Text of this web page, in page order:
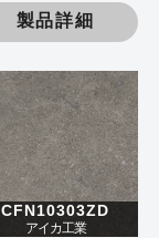
製品詳細
CFN10303ZD
アイカ工業